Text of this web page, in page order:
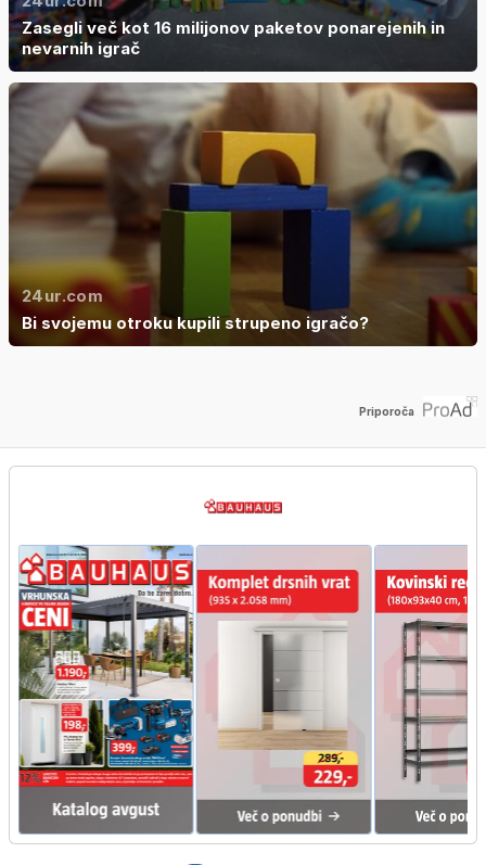
Zasegli več kot 16 milijonov paketov ponarejenih in
nevarnih igrač
24ur.com
Bi svojemu otroku kupili strupeno igračo?
Priporoča